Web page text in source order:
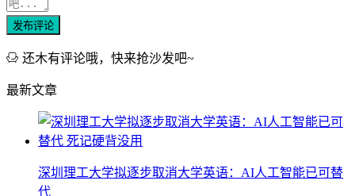
发布评论
还木有评论哦，快来抢沙发吧~
最新文章
深圳理工大学拟逐步取消大学英语：AI人工智能已可替
代